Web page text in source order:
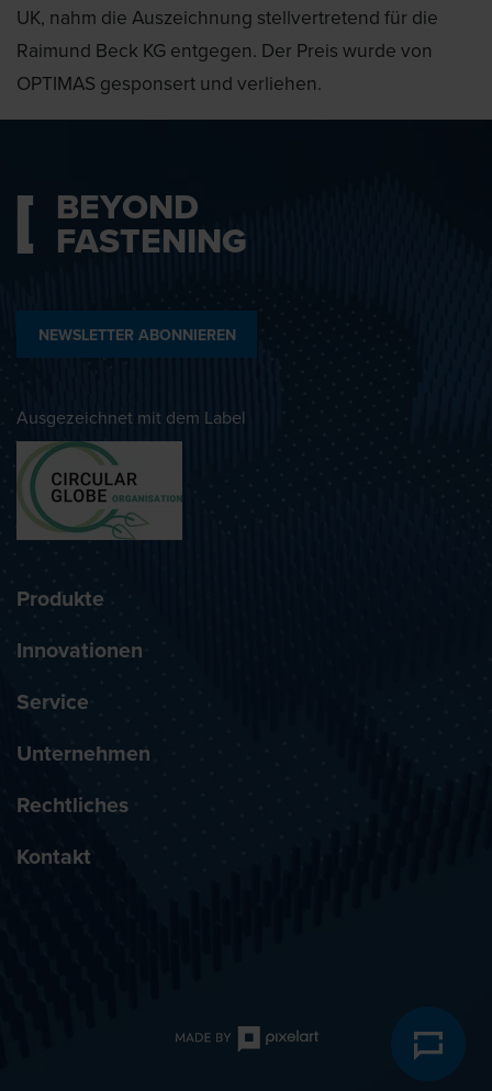
UK, nahm die Auszeichnung stellvertretend für die
Raimund Beck KG entgegen. Der Preis wurde von
OPTIMAS gesponsert und verliehen.
BEYOND
FASTENING
NEWSLETTER ABONNIEREN
Ausgezeichnet mit dem Label
Produkte
Innovationen
Service
Unternehmen
Rechtliches
Kontakt